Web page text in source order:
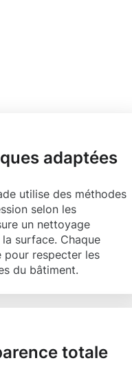
adaptées
utilise des méthodes
selon les
un nettoyage
surface. Chaque
pour respecter les
du bâtiment.
totale